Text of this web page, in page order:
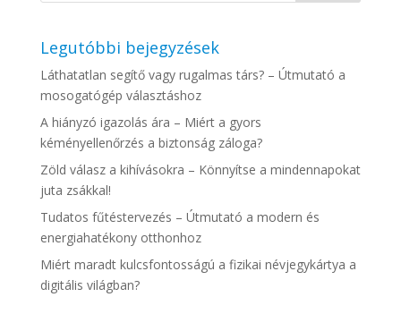
Legutóbbi bejegyzések
Láthatatlan segítő vagy rugalmas társ? – Útmutató a
mosogatógép választáshoz
A hiányzó igazolás ára – Miért a gyors
kéményellenőrzés a biztonság záloga?
Zöld válasz a kihívásokra – Könnyítse a mindennapokat
juta zsákkal!
Tudatos fűtéstervezés – Útmutató a modern és
energiahatékony otthonhoz
Miért maradt kulcsfontosságú a fizikai névjegykártya a
digitális világban?